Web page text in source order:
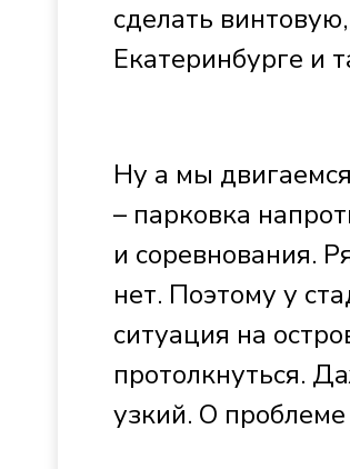
сделать
Екатеринбурге и
Ну а мы
– парковка
и соревнования.
нет. Поэтому у
ситуация на
протолкнуться.
узкий. О